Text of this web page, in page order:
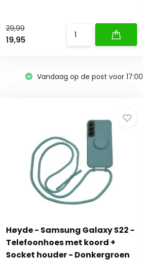
29,99
19,95
Vandaag op de post voor 17:00
Høyde - Samsung Galaxy S22 -
Telefoonhoes met koord +
Socket houder - Donkergroen